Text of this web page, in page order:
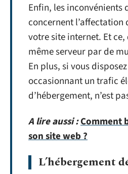
Enfin, les inconvénients
concernent
votre site internet. Et
même serveur par de
En plus, si vous
occasionnant un trafic
d’hébergement, n’est
A lire aussi :Comment
son site web ?
L’hébergement